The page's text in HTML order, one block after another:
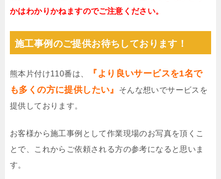
かはわかりかねますのでご注意ください。
施工事例のご提供お待ちしております！
熊本片付け110番は、
『より良いサービスを1名で
も多くの方に提供したい』
そんな想いでサービスを
提供しております。
お客様から施工事例として作業現場のお写真を頂くこ
とで、これからご依頼される方の参考になると思いま
す。